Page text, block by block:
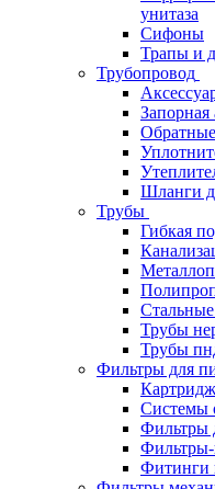
унитаза
Сифоны
Трапы и
Трубопровод
Запорная
Шланги
Трубы
Гибкая
Трубы
Трубы
Фильтры для
Системы
Фильтры
Фитинги